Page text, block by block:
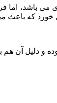
باشد، اما
که باعث
و دلیل آن